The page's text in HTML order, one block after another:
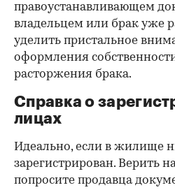
правоустанавливающем
владельцем или брак уже
уделить пристальное
оформления
расторжения брака.
Справка о
лицах
Идеально, если в жилище
зарегистрирован. Верить
попросите продавца